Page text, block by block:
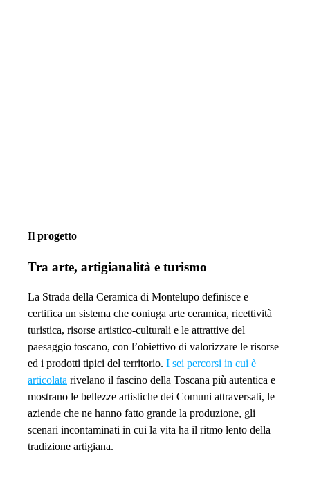
Il progetto
Tra arte, artigianalità e turismo
La Strada della Ceramica di Montelupo definisce e
certifica un sistema che coniuga arte ceramica, ricettività
turistica, risorse artistico-culturali e le attrattive del
paesaggio toscano, con l’obiettivo di valorizzare le risorse
ed i prodotti tipici del territorio. I sei percorsi in cui è
articolata rivelano il fascino della Toscana più autentica e
mostrano le bellezze artistiche dei Comuni attraversati, le
aziende che ne hanno fatto grande la produzione, gli
scenari incontaminati in cui la vita ha il ritmo lento della
tradizione artigiana.